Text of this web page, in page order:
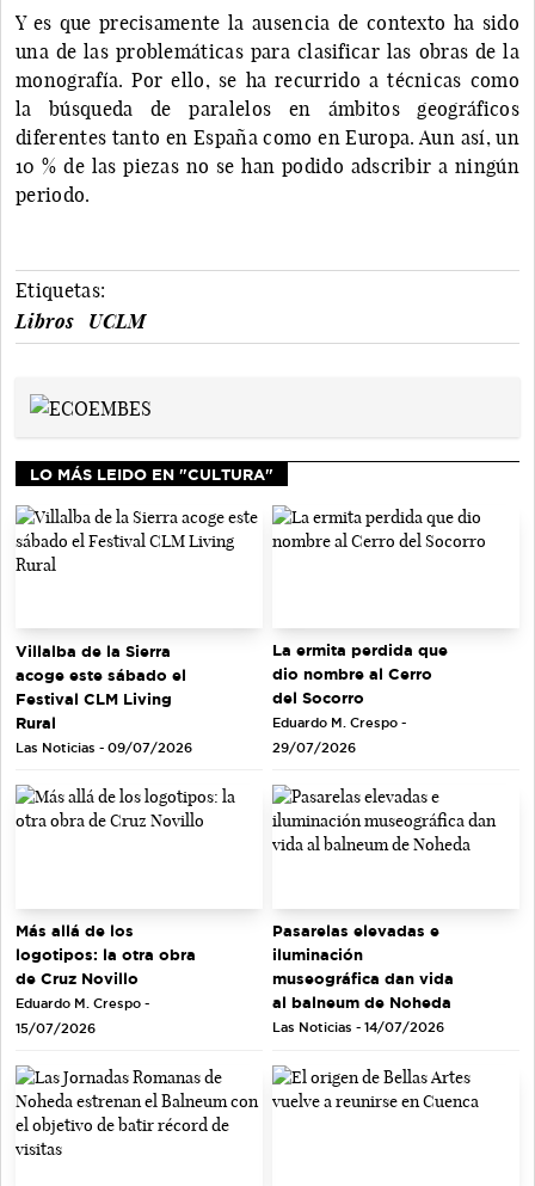
Y es que precisamente la ausencia de contexto ha sido
una de las problemáticas para clasificar las obras de la
monografía. Por ello, se ha recurrido a técnicas como
la búsqueda de paralelos en ámbitos geográficos
diferentes tanto en España como en Europa. Aun así, un
10 % de las piezas no se han podido adscribir a ningún
periodo.
Etiquetas:
Libros
UCLM
LO MÁS LEIDO EN "CULTURA"
Villalba de la Sierra
acoge este sábado el
Festival CLM Living
Rural
Las Noticias - 09/07/2026
La ermita perdida que
dio nombre al Cerro
del Socorro
Eduardo M. Crespo -
29/07/2026
Más allá de los
logotipos: la otra obra
de Cruz Novillo
Eduardo M. Crespo -
15/07/2026
Pasarelas elevadas e
iluminación
museográfica dan vida
al balneum de Noheda
Las Noticias - 14/07/2026